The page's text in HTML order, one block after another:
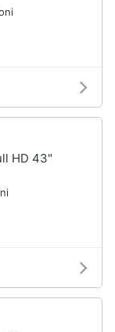
HD 43"